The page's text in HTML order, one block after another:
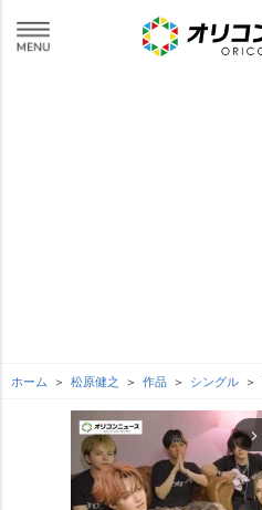
ホーム 松原健之 作品 シングル
arrow_forward_ios